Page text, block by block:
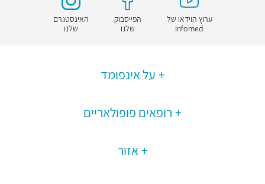
ערוץ הוידאו של
Infomed
הפייסבוק
שלנו
האינסטגרם
שלנו
על אינפומד
רופאים פופולאריים
אזור